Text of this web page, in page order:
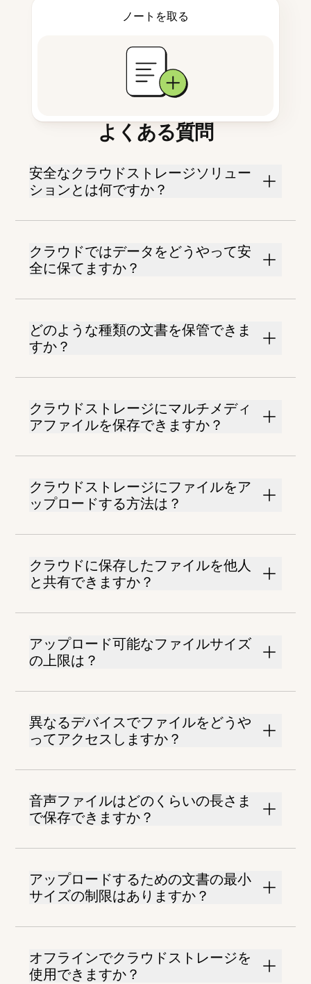
ノートを取る
よくある質問
安全なクラウドストレージソリュー
ションとは何ですか？
クラウドではデータをどうやって安
全に保てますか？
どのような種類の文書を保管できま
すか？
クラウドストレージにマルチメディ
アファイルを保存できますか？
クラウドストレージにファイルをア
ップロードする方法は？
クラウドに保存したファイルを他人
と共有できますか？
アップロード可能なファイルサイズ
の上限は？
異なるデバイスでファイルをどうや
ってアクセスしますか？
音声ファイルはどのくらいの長さま
で保存できますか？
アップロードするための文書の最小
サイズの制限はありますか？
オフラインでクラウドストレージを
使用できますか？